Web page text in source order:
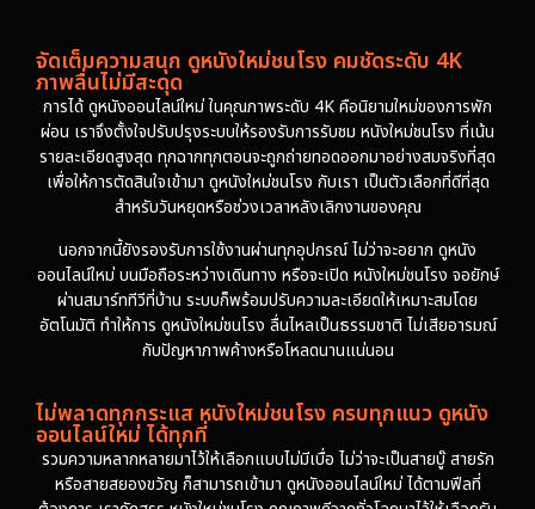
จัดเต็มความสนุก ดูหนังใหม่ชนโรง คมชัดระดับ 4K
ภาพลื่นไม่มีสะดุด
การได้ ดูหนังออนไลน์ใหม่ ในคุณภาพระดับ 4K คือนิยามใหม่ของการพัก
ผ่อน เราจึงตั้งใจปรับปรุงระบบให้รองรับการรับชม หนังใหม่ชนโรง ที่เน้น
รายละเอียดสูงสุด ทุกฉากทุกตอนจะถูกถ่ายทอดออกมาอย่างสมจริงที่สุด
เพื่อให้การตัดสินใจเข้ามา ดูหนังใหม่ชนโรง กับเรา เป็นตัวเลือกที่ดีที่สุด
สำหรับวันหยุดหรือช่วงเวลาหลังเลิกงานของคุณ
นอกจากนี้ยังรองรับการใช้งานผ่านทุกอุปกรณ์ ไม่ว่าจะอยาก ดูหนัง
ออนไลน์ใหม่ บนมือถือระหว่างเดินทาง หรือจะเปิด หนังใหม่ชนโรง จอยักษ์
ผ่านสมาร์ททีวีที่บ้าน ระบบก็พร้อมปรับความละเอียดให้เหมาะสมโดย
อัตโนมัติ ทำให้การ ดูหนังใหม่ชนโรง ลื่นไหลเป็นธรรมชาติ ไม่เสียอารมณ์
กับปัญหาภาพค้างหรือโหลดนานแน่นอน
ไม่พลาดทุกกระแส หนังใหม่ชนโรง ครบทุกแนว ดูหนัง
ออนไลน์ใหม่ ได้ทุกที่
รวมความหลากหลายมาไว้ให้เลือกแบบไม่มีเบื่อ ไม่ว่าจะเป็นสายบู๊ สายรัก
หรือสายสยองขวัญ ก็สามารถเข้ามา ดูหนังออนไลน์ใหม่ ได้ตามฟีลที่